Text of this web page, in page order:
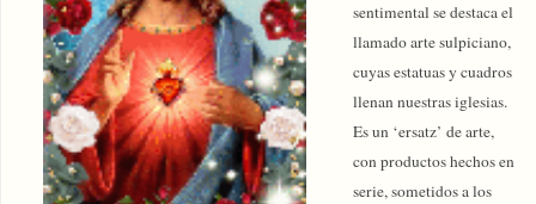
sentimental se destaca el
llamado arte sulpiciano,
cuyas estatuas y cuadros
llenan nuestras iglesias.
Es un ‘ersatz’ de arte,
con productos hechos en
serie, sometidos a los